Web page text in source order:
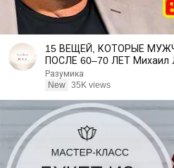
15 ВЕЩЕЙ, КОТОРЫЕ
ПОСЛЕ 60–70
Разумика
New 35K views